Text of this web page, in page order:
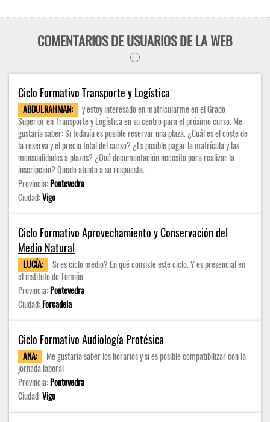
COMENTARIOS DE USUARIOS DE LA WEB
Ciclo Formativo Transporte y Logística
ABDULRAHMAN:
y estoy interesado en matricularme en el Grado
Superior en Transporte y Logística en su centro para el próximo curso. Me
gustaría saber: Si todavía es posible reservar una plaza. ¿Cuál es el coste de
la reserva y el precio total del curso? ¿Es posible pagar la matrícula y las
mensualidades a plazos? ¿Qué documentación necesito para realizar la
inscripción? Quedo atento a su respuesta.
Provincia:Pontevedra
Ciudad:Vigo
Ciclo Formativo Aprovechamiento y Conservación del
Medio Natural
LUCÍA:
Si es ciclo medio? En qué consiste este ciclo. Y es presencial en
el instituto de Tomiño
Provincia:Pontevedra
Ciudad:Forcadela
Ciclo Formativo Audiología Protésica
ANA:
Me gustaría saber los horarios y si es posible compatibilizar con la
jornada laboral
Provincia:Pontevedra
Ciudad:Vigo